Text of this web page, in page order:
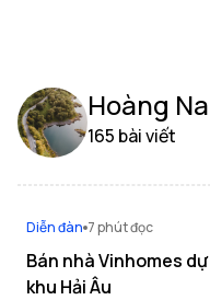
Hoàng
165 bài viết
Diễn đàn 7 phút đọc
Bán nhà Vinhomes
khu Hải Âu